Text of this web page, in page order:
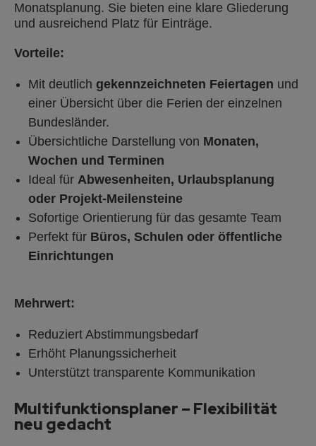
Monatsplanung. Sie bieten eine klare Gliederung
und ausreichend Platz für Einträge.
Vorteile:
Mit deutlich gekennzeichneten Feiertagen und
einer Übersicht über die Ferien der einzelnen
Bundesländer.
Übersichtliche Darstellung von Monaten,
Wochen und Terminen
Ideal für Abwesenheiten, Urlaubsplanung
oder Projekt-Meilensteine
Sofortige Orientierung für das gesamte Team
Perfekt für Büros, Schulen oder öffentliche
Einrichtungen
Mehrwert:
Reduziert Abstimmungsbedarf
Erhöht Planungssicherheit
Unterstützt transparente Kommunikation
Multifunktionsplaner – Flexibilität
neu gedacht